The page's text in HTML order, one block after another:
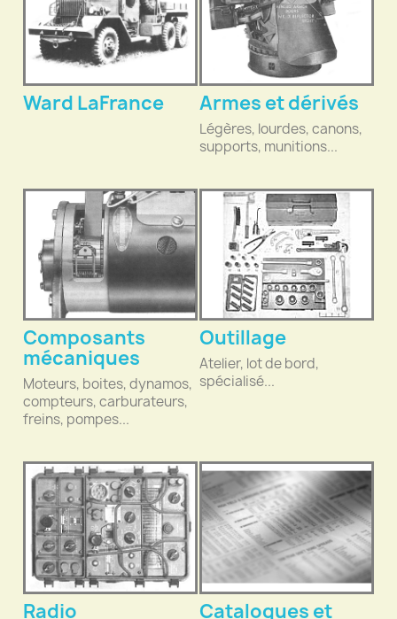
Ward LaFrance Armes et dérivés
Légères, lourdes, canons,
supports, munitions...
Composants
mécaniques
Moteurs, boites, dynamos,
compteurs, carburateurs,
freins, pompes...
Outillage
Atelier, lot de bord,
spécialisé...
Radio Catalogues et